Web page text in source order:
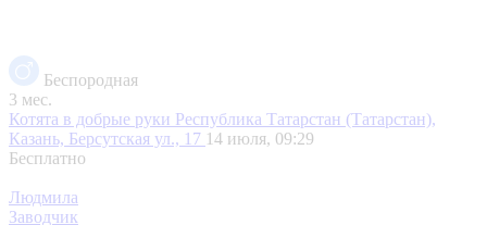
Беспородная
3 мес.
Котята в добрые руки Республика Татарстан (Татарстан),
Казань, Берсутская ул., 17 14 июля, 09:29
Бесплатно
Людмила
Заводчик